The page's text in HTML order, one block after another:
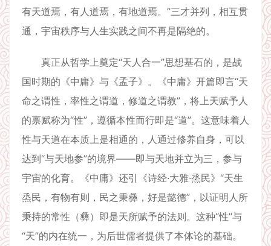
有天道焉，有人道焉，有地道焉。”三才并列，相互贯
通，宇宙秩序与人生实践之间不再是隔绝的。
真正从哲学上奠定“天人合一”思想基石的，是战
国时期的《中庸》与《孟子》。《中庸》开篇即言“天
命之谓性，率性之谓道，修道之谓教”，将上天赋予人
的禀赋称为“性”，遵循本性而行即是“道”。这意味着人
性与天道在本质上是相通的，人通过修养自身，可以
达到“与天地参”的境界——即与天地并立为三，参与
宇宙的化育。《中庸》还引《诗经·大雅·烝民》“天生
烝民，有物有则，民之秉彝，好是懿德”，以证明人所
秉持的常性（彝）即是天所赋予的法则。这种“性”与
“天”的内在统一，为后世儒者提供了本体论的基础。